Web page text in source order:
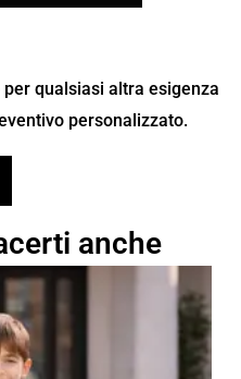
qualsiasi altra esigenza
personalizzato.
anche
Fascia